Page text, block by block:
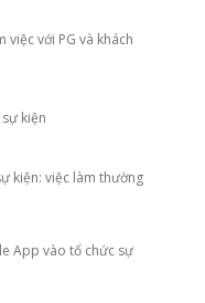
việc với PG và khách
kiện
kiện: việc làm thường
App vào tổ chức sự